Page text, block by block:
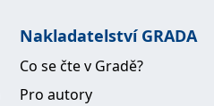
Nakladatelství GRADA
Co se čte v Gradě?
Pro autory